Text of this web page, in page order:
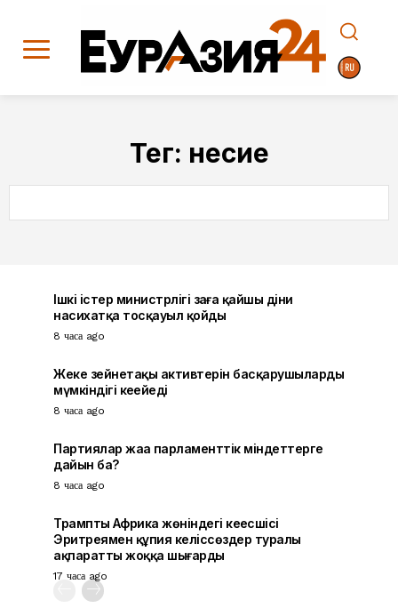
Тег: несие
Ішкі істер министрлігі заңға қайшы діни
насихатқа тосқауыл қойды
8 часа ago
Жеке зейнетақы активтерін басқарушылардың
мүмкіндігі кеңейеді
8 часа ago
Партиялар жаңа парламенттік міндеттерге
дайын ба?
8 часа ago
Трамптың Африка жөніндегі кеңесшісі
Эритреямен құпия келіссөздер туралы
ақпаратты жоққа шығарды
17 часа ago